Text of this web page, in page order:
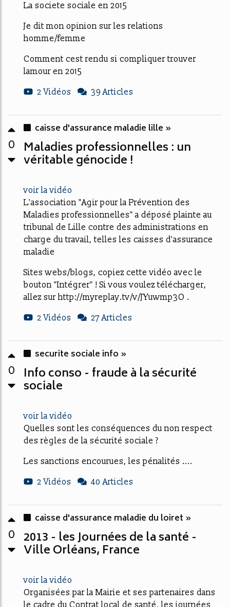
La societe sociale en 2015
Je dit mon opinion sur les relations
homme/femme
Comment cest rendu si compliquer trouver
lamour en 2015
2 Vidéos
39 Articles
0
caisse d'assurance maladie lille »
Maladies professionnelles : un
véritable génocide !
voir la vidéo
L'association "Agir pour la Prévention des
Maladies professionnelles" a déposé plainte au
tribunal de Lille contre des administrations en
charge du travail, telles les caisses d'assurance
maladie
Sites webs/blogs, copiez cette vidéo avec le
bouton "Intégrer" ! Si vous voulez télécharger,
allez sur http://myreplay.tv/v/JYuwmp3O .
2 Vidéos
27 Articles
0
securite sociale info »
Info conso - fraude à la sécurité
sociale
voir la vidéo
Quelles sont les conséquences du non respect
des règles de la sécurité sociale ?
Les sanctions encourues, les pénalités ....
2 Vidéos
40 Articles
0
caisse d'assurance maladie du loiret »
2013 - les Journées de la santé -
Ville Orléans, France
voir la vidéo
Organisées par la Mairie et ses partenaires dans
le cadre du Contrat local de santé, les journées